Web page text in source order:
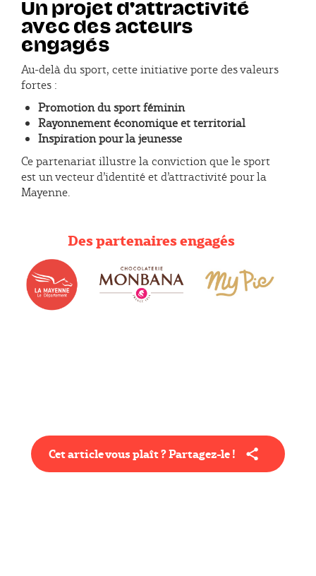
Un projet d'attractivité
avec des acteurs
engagés
Au-delà du sport, cette initiative porte des valeurs
fortes :
Promotion du sport féminin
Rayonnement économique et territorial
Inspiration pour la jeunesse
Ce partenariat illustre la conviction quele sport
est un vecteur d’identité et d’attractivité pour la
Mayenne.
Des partenaires engagés
Cet article vous plaît ? Partagez-le !